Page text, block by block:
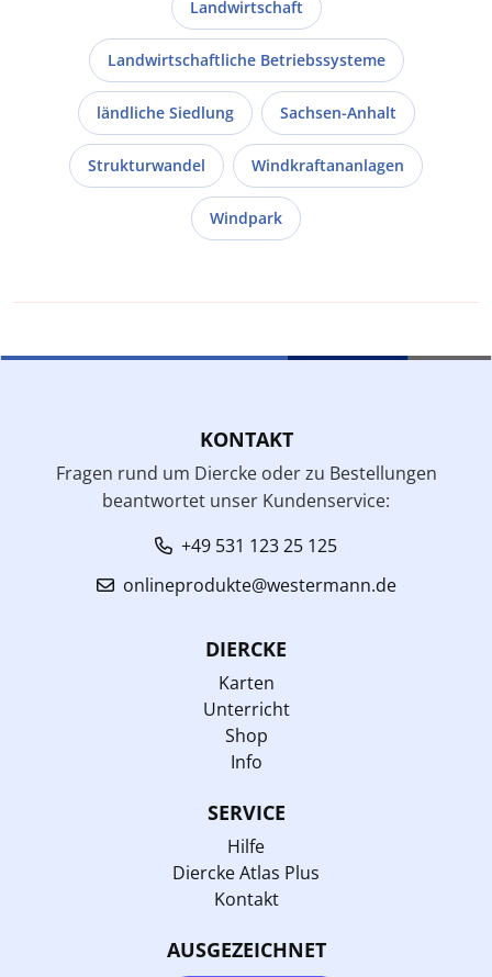
Landwirtschaft
Landwirtschaftliche Betriebssysteme
ländliche Siedlung Sachsen-Anhalt
Strukturwandel Windkraftananlagen
Windpark
KONTAKT
Fragen rund um Diercke oder zu Bestellungen
beantwortet unser Kundenservice:
+49 531 123 25 125
onlineprodukte@westermann.de
DIERCKE
Karten
Unterricht
Shop
Info
SERVICE
Hilfe
Diercke Atlas Plus
Kontakt
AUSGEZEICHNET